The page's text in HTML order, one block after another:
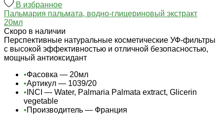
В избранное
Пальмария пальмата, водно-глицериновый экстракт
20мл
Cкоро в наличии
Перспективные натуральные косметические УФ-фильтры
с высокой эффективностью и отличной безопасностью,
мощный антиоксидант
•Фасовка — 20мл
•Артикул — 1039/20
• INCI — Water, Palmaria Palmata extract, Glicerin
vegetable
•Производитель — Франция